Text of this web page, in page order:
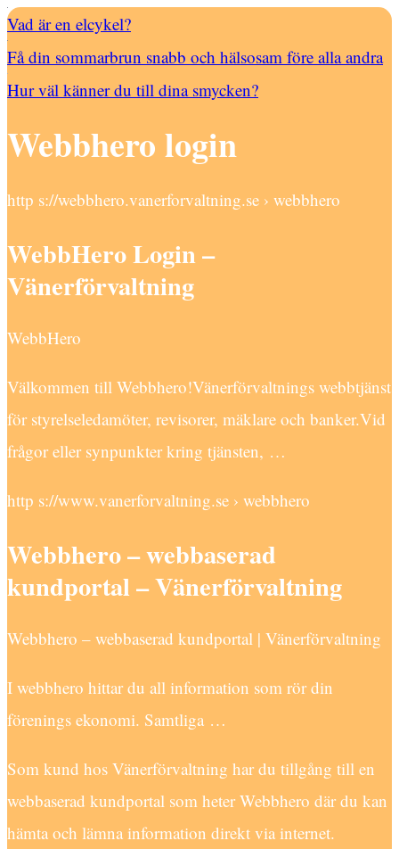
Vad är en elcykel?
Få din sommarbrun snabb och hälsosam före alla andra
Hur väl känner du till dina smycken?
Webbhero login
http s://webbhero.vanerforvaltning.se › webbhero
WebbHero Login –
Vänerförvaltning
WebbHero
Välkommen till Webbhero!Vänerförvaltnings webbtjänst
för styrelseledamöter, revisorer, mäklare och banker.Vid
frågor eller synpunkter kring tjänsten, …
http s://www.vanerforvaltning.se › webbhero
Webbhero – webbaserad
kundportal – Vänerförvaltning
Webbhero – webbaserad kundportal | Vänerförvaltning
I webbhero hittar du all information som rör din
förenings ekonomi. Samtliga …
Som kund hos Vänerförvaltning har du tillgång till en
webbaserad kundportal som heter Webbhero där du kan
hämta och lämna information direkt via internet.